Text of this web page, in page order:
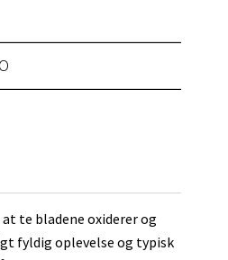
te bladene oxiderer og
fyldig oplevelse og typisk